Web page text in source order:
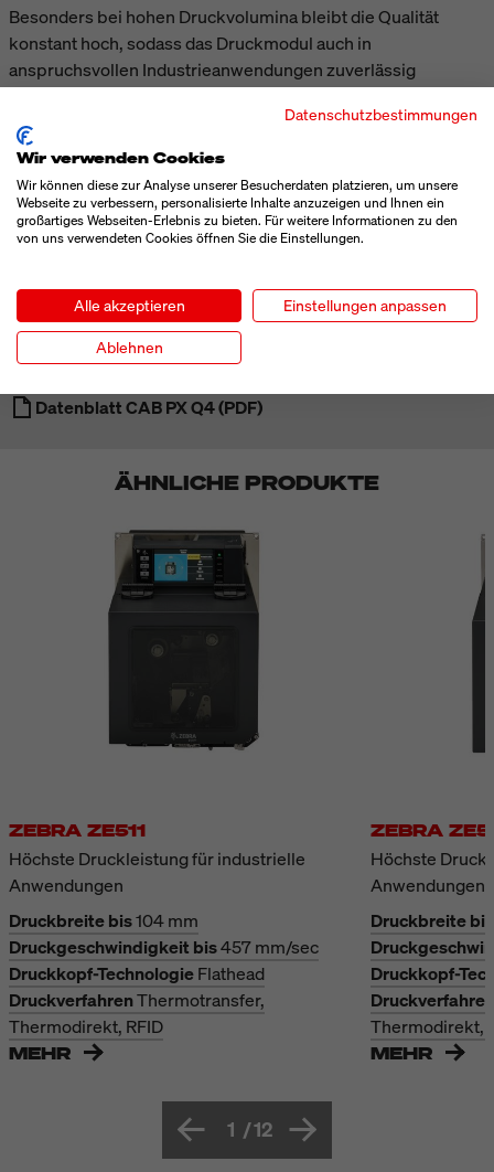
Besonders bei hohen Druckvolumina bleibt die Qualität
konstant hoch, sodass das Druckmodul auch in
anspruchsvollen Industrieanwendungen zuverlässig
TECHNISCHE DATEN
DOWNLOADS
Datenblatt CAB PX Q4 (PDF)
ÄHNLICHE PRODUKTE
ZEBRA ZE511
Höchste Druckleistung für industrielle
Anwendungen
Druckbreite bis104 mm
Druckgeschwindigkeit bis457 mm/sec
Druckkopf-TechnologieFlathead
DruckverfahrenThermotransfer,
Thermodirekt, RFID
MEHR
ZEBRA
Höchste
Anwendungen
Druckbreite bis
Druckkopf-
Druckverfahren
Thermodirekt,
MEHR
1 /12
Datenschutzbestimmungen
Wir verwenden Cookies
Wir können diese zur Analyse unserer Besucherdaten platzieren, um unsere
Webseite zu verbessern, personalisierte Inhalte anzuzeigen und Ihnen ein
großartiges Webseiten-Erlebnis zu bieten. Für weitere Informationen zu den
von uns verwendeten Cookies öffnen Sie die Einstellungen.
Alle akzeptieren Einstellungen anpassen
Ablehnen